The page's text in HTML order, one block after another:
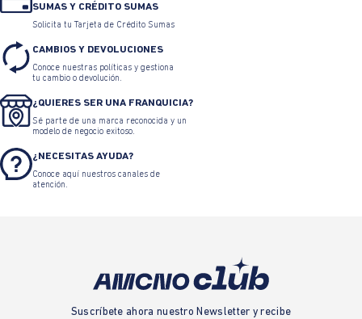
SUMAS Y CRÉDITO SUMAS
Solicita tu Tarjeta de Crédito Sumas
CAMBIOS Y DEVOLUCIONES
Conoce nuestras políticas y gestiona
tu cambio o devolución.
¿QUIERES SER UNA FRANQUICIA?
Sé parte de una marca reconocida y un
modelo de negocio exitoso.
¿NECESITAS AYUDA?
Conoce aquí nuestros canales de
atención.
Suscríbete ahora nuestro Newsletter y recibe